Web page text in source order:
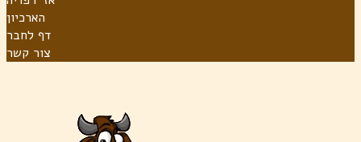
הארכיון
דף לחבר
צור קשר